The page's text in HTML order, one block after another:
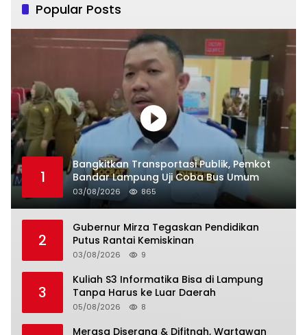
Popular Posts
1
Bangkitkan Transportasi Publik, Pemkot
Bandar Lampung Uji Coba Bus Umum
03/08/2026 865
2
Gubernur Mirza Tegaskan Pendidikan
Putus Rantai Kemiskinan
03/08/2026 9
3
Kuliah S3 Informatika Bisa di Lampung
Tanpa Harus ke Luar Daerah
05/08/2026 8
Merasa Diserang & Difitnah, Wartawan